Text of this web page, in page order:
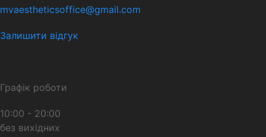
mvaestheticsoffice@gmail.com
Залишити відгук
Графік роботи
10:00 - 20:00
без вихідних